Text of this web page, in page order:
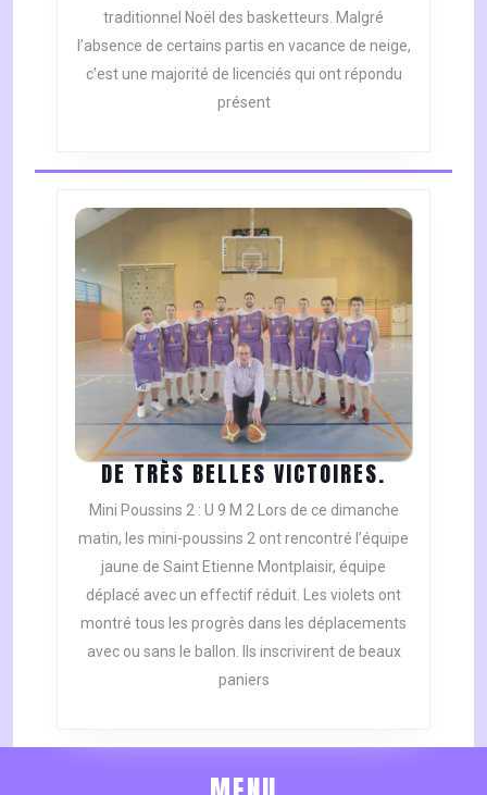
traditionnel Noël des basketteurs. Malgré
l’absence de certains partis en vacance de neige,
c’est une majorité de licenciés qui ont répondu
présent
DE TRÈS BELLES VICTOIRES.DE
TRÈS
BELLES
Mini Poussins 2 : U 9 M 2 Lors de ce dimanche
matin, les mini-poussins 2 ont rencontré l’équipe
jaune de Saint Etienne Montplaisir, équipe
déplacé avec un effectif réduit. Les violets ont
montré tous les progrès dans les déplacements
avec ou sans le ballon. Ils inscrivirent de beaux
paniers